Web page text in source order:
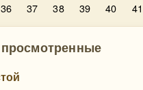
36 37 38 39 40 41